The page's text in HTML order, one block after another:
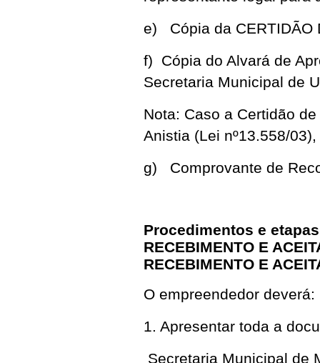
e) Cópia da CERTIDÃO
f) Cópia do Alvará de
Secretaria Municipal de
Nota: Caso a Certidão
Anistia (Lei nº13.558/
g) Comprovante de
Procedimentos e
RECEBIMENTO E
RECEBIMENTO E
O empreendedor deverá:
1. Apresentar toda a
Secretaria Municipal de